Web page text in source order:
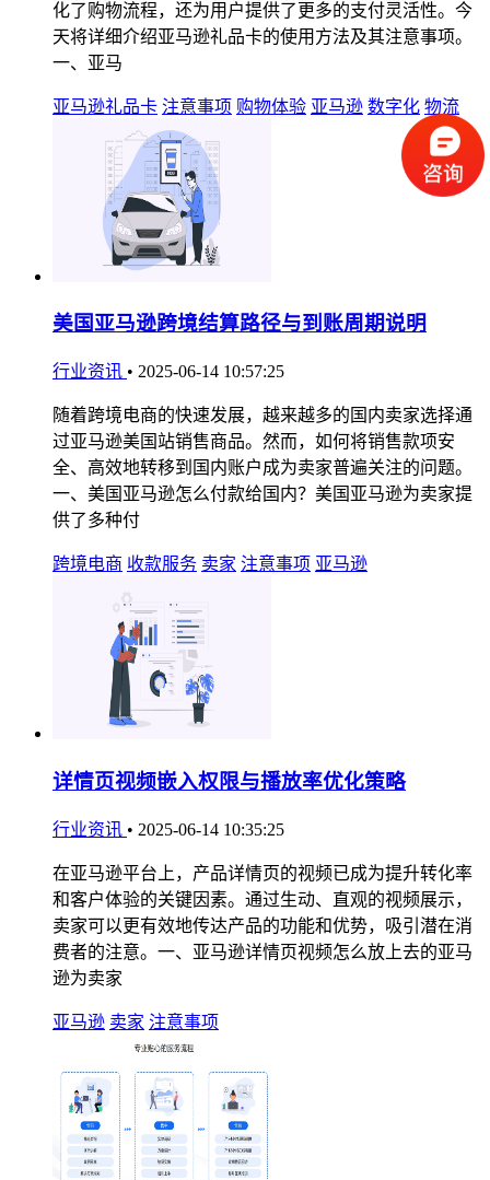
化了购物流程，还为用户提供了更多的支付灵活性。今
天将详细介绍亚马逊礼品卡的使用方法及其注意事项。
一、亚马
亚马逊礼品卡 注意事项 购物体验 亚马逊 数字化 物流
美国亚马逊跨境结算路径与到账周期说明
行业资讯 • 2025-06-14 10:57:25
随着跨境电商的快速发展，越来越多的国内卖家选择通
过亚马逊美国站销售商品。然而，如何将销售款项安
全、高效地转移到国内账户成为卖家普遍关注的问题。
一、美国亚马逊怎么付款给国内？美国亚马逊为卖家提
供了多种付
跨境电商 收款服务 卖家 注意事项 亚马逊
详情页视频嵌入权限与播放率优化策略
行业资讯 • 2025-06-14 10:35:25
在亚马逊平台上，产品详情页的视频已成为提升转化率
和客户体验的关键因素。通过生动、直观的视频展示，
卖家可以更有效地传达产品的功能和优势，吸引潜在消
费者的注意。一、亚马逊详情页视频怎么放上去的亚马
逊为卖家
亚马逊 卖家 注意事项